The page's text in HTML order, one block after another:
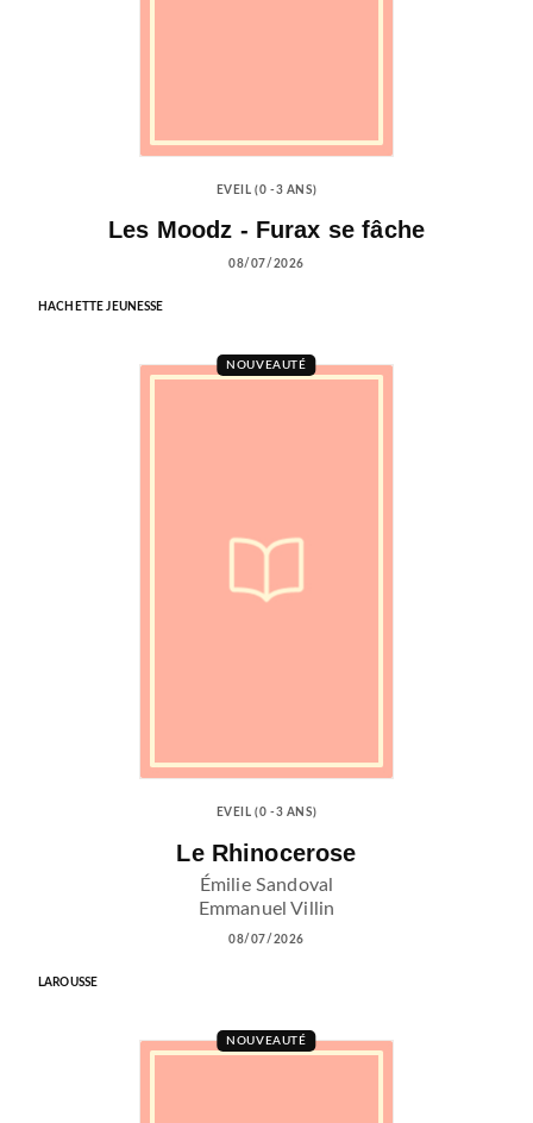
EVEIL (0 -3 ANS)
Les Moodz - Furax se fâche
08/07/2026
HACHETTE JEUNESSE
NOUVEAUTÉ
EVEIL (0 -3 ANS)
Le Rhinocerose
Émilie Sandoval
Emmanuel Villin
08/07/2026
LAROUSSE
NOUVEAUTÉ